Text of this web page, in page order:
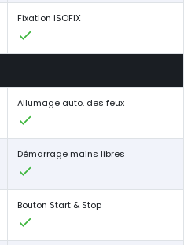
Fixation ISOFIX
Allumage auto. des feux
Démarrage mains libres
Bouton Start & Stop